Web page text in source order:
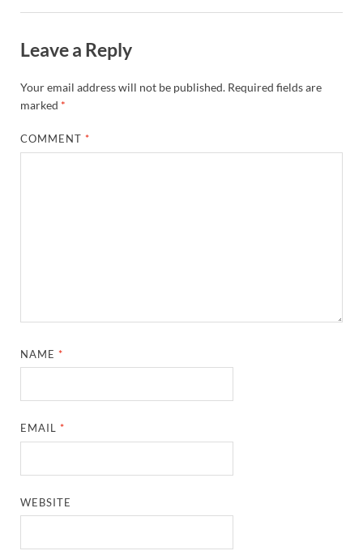
Leave a Reply
Your email address will not be published. Required fields are
marked *
COMMENT*
NAME*
EMAIL*
WEBSITE